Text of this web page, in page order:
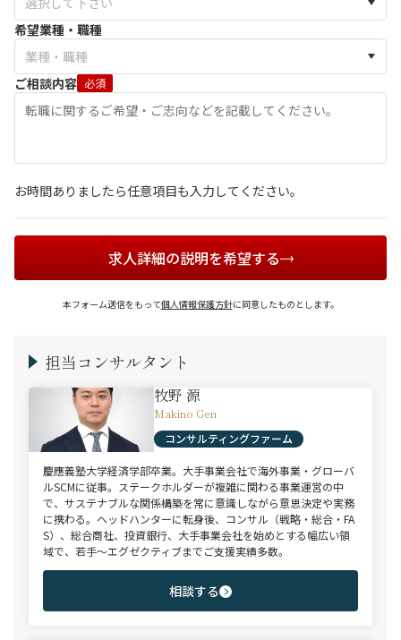
希望業種・職種
ご相談内容 必須
お時間ありましたら任意項目も入力してください。
求人詳細の説明を希望する
本フォーム送信をもって個人情報保護方針に同意したものとします。
担当コンサルタント
牧野 源
Makino Gen
コンサルティングファーム
慶應義塾大学経済学部卒業。大手事業会社で海外事業・グローバ
ルSCMに従事。ステークホルダーが複雑に関わる事業運営の中
で、サステナブルな関係構築を常に意識しながら意思決定や実務
に携わる。ヘッドハンターに転身後、コンサル（戦略・総合・FA
S）、総合商社、投資銀行、大手事業会社を始めとする幅広い領
域で、若手～エグゼクティブまでご支援実績多数。
相談する